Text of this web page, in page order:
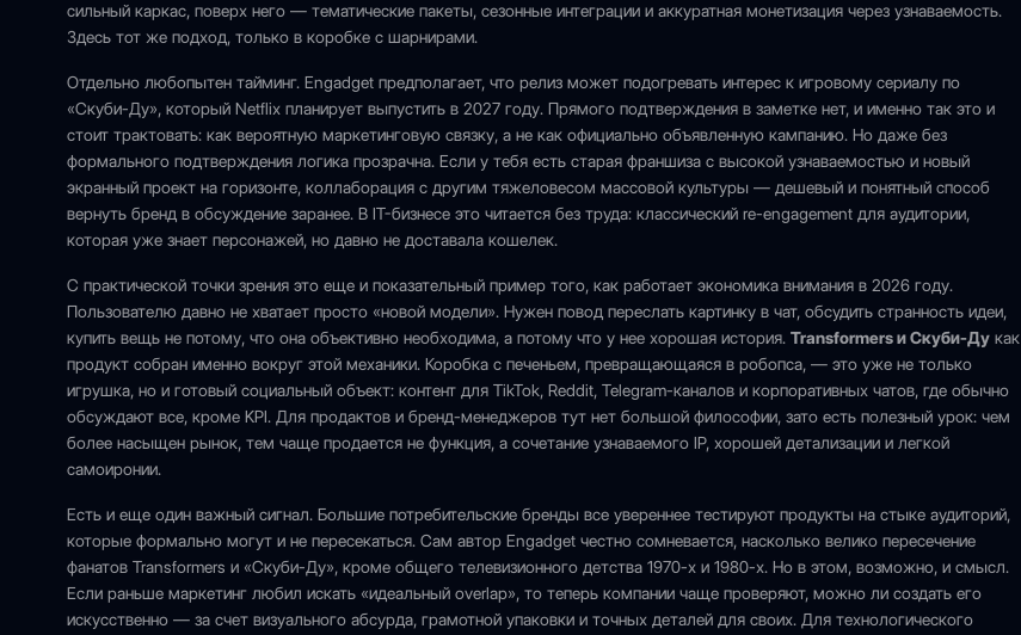
сильный каркас, поверх него — тематические пакеты, сезонные интеграции и аккуратная монетизация через узнаваемость.
Здесь тот же подход, только в коробке с шарнирами.
Отдельно любопытен тайминг. Engadget предполагает, что релиз может подогревать интерес к игровому сериалу по
«Скуби-Ду», который Netflix планирует выпустить в 2027 году. Прямого подтверждения в заметке нет, и именно так это и
стоит трактовать: как вероятную маркетинговую связку, а не как официально объявленную кампанию. Но даже без
формального подтверждения логика прозрачна. Если у тебя есть старая франшиза с высокой узнаваемостью и новый
экранный проект на горизонте, коллаборация с другим тяжеловесом массовой культуры — дешевый и понятный способ
вернуть бренд в обсуждение заранее. В IT-бизнесе это читается без труда: классический re-engagement для аудитории,
которая уже знает персонажей, но давно не доставала кошелек.
С практической точки зрения это еще и показательный пример того, как работает экономика внимания в 2026 году.
Пользователю давно не хватает просто «новой модели». Нужен повод переслать картинку в чат, обсудить странность идеи,
купить вещь не потому, что она объективно необходима, а потому что у нее хорошая история. Transformers и Скуби-Ду как
продукт собран именно вокруг этой механики. Коробка с печеньем, превращающаяся в робопса, — это уже не только
игрушка, но и готовый социальный объект: контент для TikTok, Reddit, Telegram-каналов и корпоративных чатов, где обычно
обсуждают все, кроме KPI. Для продактов и бренд-менеджеров тут нет большой философии, зато есть полезный урок: чем
более насыщен рынок, тем чаще продается не функция, а сочетание узнаваемого IP, хорошей детализации и легкой
самоиронии.
Есть и еще один важный сигнал. Большие потребительские бренды все увереннее тестируют продукты на стыке аудиторий,
которые формально могут и не пересекаться. Сам автор Engadget честно сомневается, насколько велико пересечение
фанатов Transformers и «Скуби-Ду», кроме общего телевизионного детства 1970-х и 1980-х. Но в этом, возможно, и смысл.
Если раньше маркетинг любил искать «идеальный overlap», то теперь компании чаще проверяют, можно ли создать его
искусственно — за счет визуального абсурда, грамотной упаковки и точных деталей для своих. Для технологического